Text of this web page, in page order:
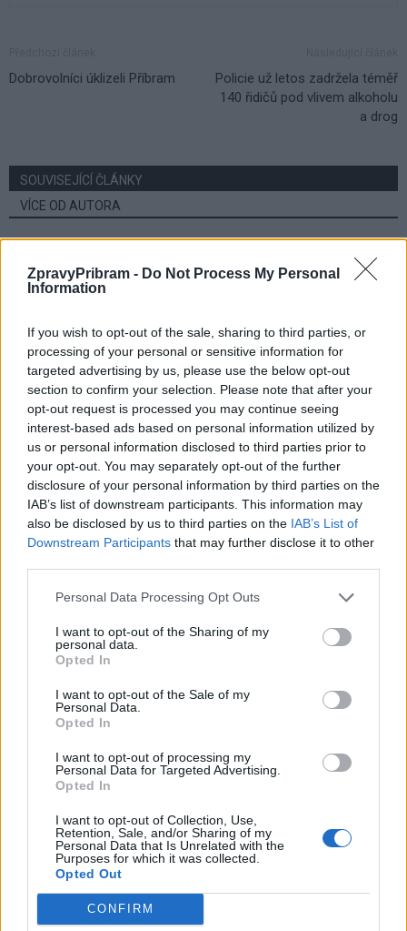
ZpravyPribram - Do Not Process My Personal
Information
If you wish to opt-out of the sale, sharing to third parties, or
processing of your personal or sensitive information for
targeted advertising by us, please use the below opt-out
section to confirm your selection. Please note that after your
opt-out request is processed you may continue seeing
interest-based ads based on personal information utilized by
us or personal information disclosed to third parties prior to
your opt-out. You may separately opt-out of the further
disclosure of your personal information by third parties on the
IAB’s list of downstream participants. This information may
also be disclosed by us to third parties on the IAB’s List of
Downstream Participants that may further disclose it to other
Personal Data Processing Opt Outs
I want to opt-out of the Sharing of my
personal data.
Opted In
I want to opt-out of the Sale of my
Personal Data.
Opted In
I want to opt-out of processing my
Personal Data for Targeted Advertising.
Opted In
I want to opt-out of Collection, Use,
Retention, Sale, and/or Sharing of my
Personal Data that Is Unrelated with the
Purposes for which it was collected.
Opted Out
CONFIRM
Dobrovolníci úklizeli Příbram
Policie už letos zadržela téměř
140 řidičů pod vlivem alkoholu
a drog
SOUVISEJÍCÍ ČLÁNKY
VÍCE OD AUTORA
Zpravodajství
výborné podmínky. Horší voda je jen na
Zpravodajství
Příbram modernizuje parkovací automaty.
Přibudou i tři nové poblíž Svaté Hory
Zpravodajství
Středočeský kraj upravil pravidla soutěže.
Obce nově získají body i za předcházení
vzniku odpadu
NOVINKY
Obděnice vzpomínaly na filmovou legendu